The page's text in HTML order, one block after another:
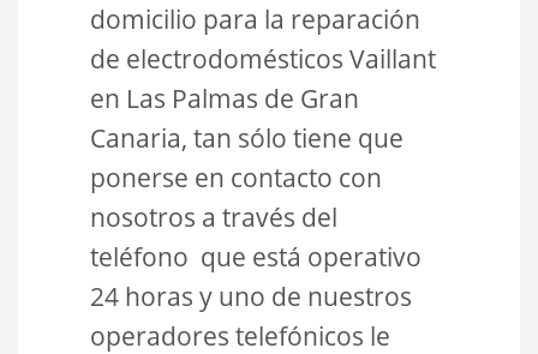
domicilio para la reparación
de electrodomésticos Vaillant
en Las Palmas de Gran
Canaria, tan sólo tiene que
ponerse en contacto con
nosotros a través del
teléfono que está operativo
24 horas y uno de nuestros
operadores telefónicos le